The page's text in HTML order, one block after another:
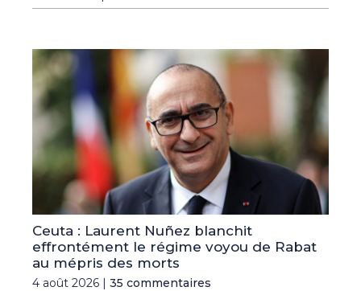
Ceuta : Laurent Nuñez blanchit
effrontément le régime voyou de Rabat
au mépris des morts
4 août 2026 | 35 commentaires